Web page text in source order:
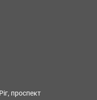
проспект